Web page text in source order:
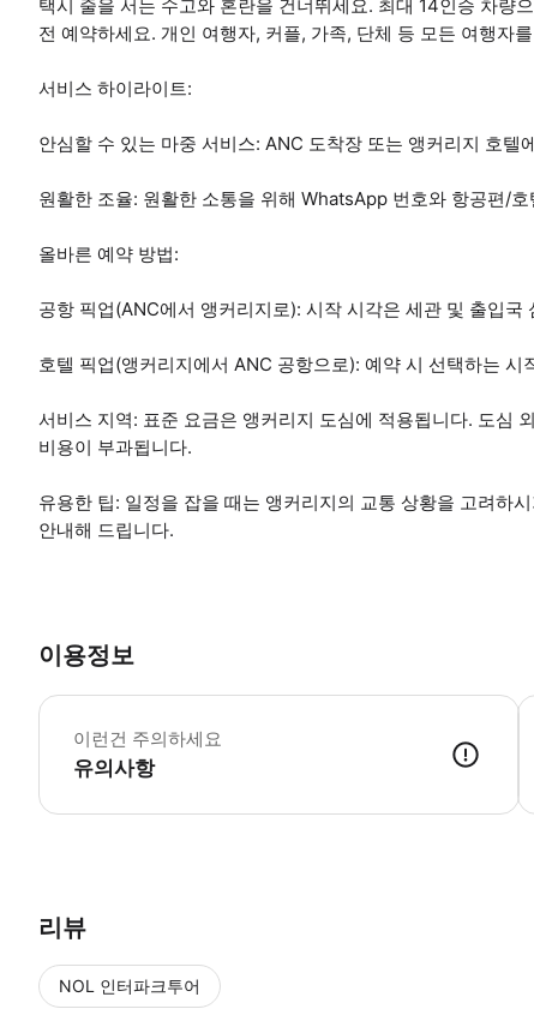
택시 줄을 서는 수고와 혼란을 건너뛰세요. 최대 14인승 차량
전 예약하세요. 개인 여행자, 커플, 가족, 단체 등 모든 여행자
서비스 하이라이트:
안심할 수 있는 마중 서비스: ANC 도착장 또는 앵커리지 호텔
원활한 조율: 원활한 소통을 위해 WhatsApp 번호와 항공편/
올바른 예약 방법:
공항 픽업(ANC에서 앵커리지로): 시작 시각은 세관 및 출입
호텔 픽업(앵커리지에서 ANC 공항으로): 예약 시 선택하는
서비스 지역: 표준 요금은 앵커리지 도심에 적용됩니다. 도심
비용이 부과됩니다.
유용한 팁: 일정을 잡을 때는 앵커리지의 교통 상황을 고려하
안내해 드립니다.
이용정보
이런건 주의하세요
유의사항
리뷰
NOL 인터파크투어